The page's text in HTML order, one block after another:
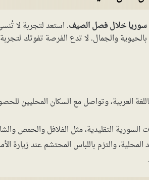
خلال فصل الصيف. استعد لتجربة لا
والجمال. لا تدع الفرصة تفوتك
العربية، وتواصل مع السكان المحليين
التقليدية، مثل الفلافل والحمص
والتزم باللباس المحتشم عند زيارة